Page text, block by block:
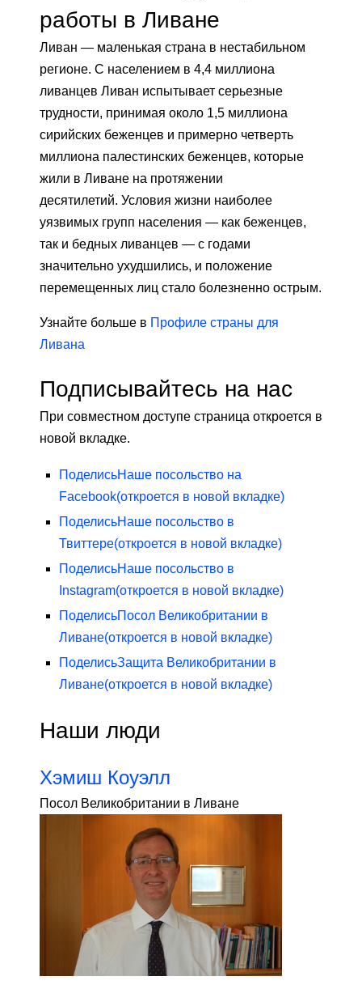
работы в Ливане
Ливан — маленькая страна в нестабильном
регионе. С населением в 4,4 миллиона
ливанцев Ливан испытывает серьезные
трудности, принимая около 1,5 миллиона
сирийских беженцев и примерно четверть
миллиона палестинских беженцев, которые
жили в Ливане на протяжении
десятилетий. Условия жизни наиболее
уязвимых групп населения — как беженцев,
так и бедных ливанцев — с годами
значительно ухудшились, и положение
перемещенных лиц стало болезненно острым.
Узнайте больше в Профиле страны для
Ливана
Подписывайтесь на нас
При совместном доступе страница откроется в
новой вкладке.
ПоделисьНаше посольство на
Facebook(откроется в новой вкладке)
ПоделисьНаше посольство в
Твиттере(откроется в новой вкладке)
ПоделисьНаше посольство в
Instagram(откроется в новой вкладке)
ПоделисьПосол Великобритании в
Ливане(откроется в новой вкладке)
ПоделисьЗащита Великобритании в
Ливане(откроется в новой вкладке)
Наши люди
Хэмиш Коуэлл
Посол Великобритании в Ливане